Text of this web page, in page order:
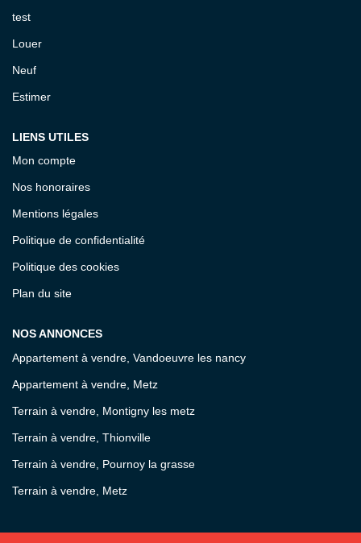
test
Louer
Neuf
Estimer
LIENS UTILES
Mon compte
Nos honoraires
Mentions légales
Politique de confidentialité
Politique des cookies
Plan du site
NOS ANNONCES
Appartement à vendre, Vandoeuvre les nancy
Appartement à vendre, Metz
Terrain à vendre, Montigny les metz
Terrain à vendre, Thionville
Terrain à vendre, Pournoy la grasse
Terrain à vendre, Metz